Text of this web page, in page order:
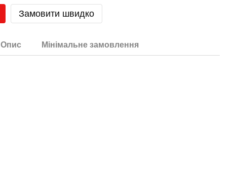
Замовити швидко
Опис Мінімальне замовлення